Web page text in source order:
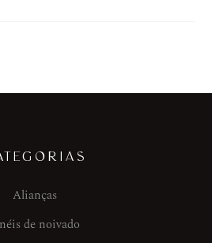
Alianças
de noivado